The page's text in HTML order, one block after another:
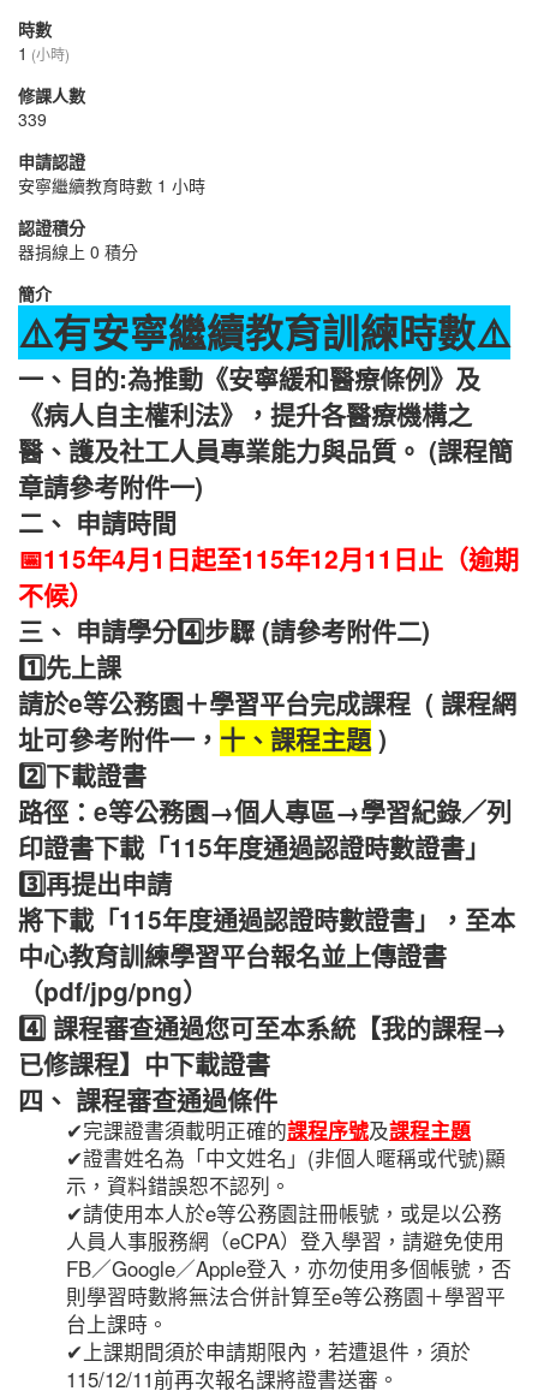
時數
1 (小時)
修課人數
339
申請認證
安寧繼續教育時數 1 小時
認證積分
器捐線上 0 積分
簡介
⚠️有安寧繼續教育訓練時數⚠️
一、目的:為推動《安寧緩和醫療條例》及
《病人自主權利法》，提升各醫療機構之
醫、護及社工人員專業能力與品質。 (課程簡
章請參考附件一)
二、 申請時間
📅115年4月1日起至115年12月11日止（逾期
不候）
三、 申請學分4️⃣步驟 (請參考附件二)
1️⃣先上課
請於e等公務園＋學習平台完成課程 ( 課程網
址可參考附件一， 十、課程主題)
2️⃣下載證書
路徑：e等公務園→個人專區→學習紀錄／列
印證書下載「115年度通過認證時數證書」
3️⃣再提出申請
將下載「115年度通過認證時數證書」，至本
中心教育訓練學習平台報名並上傳證書
（pdf/jpg/png）
4️⃣ 課程審查通過您可至本系統【我的課程→
已修課程】中下載證書
四、 課程審查通過條件
✔完課證書須載明正確的課程序號及課程主題
✔證書姓名為「中文姓名」(非個人暱稱或代號)顯
示，資料錯誤恕不認列。
✔請使用本人於e等公務園註冊帳號，或是以公務
人員人事服務網（eCPA）登入學習，請避免使用
FB／Google／Apple登入，亦勿使用多個帳號，否
則學習時數將無法合併計算至e等公務園＋學習平
台上課時。
✔上課期間須於申請期限內，若遭退件，須於
115/12/11前再次報名課將證書送審。